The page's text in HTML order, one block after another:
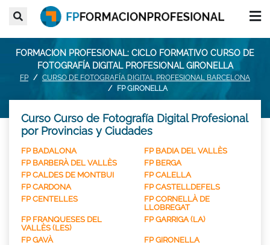
FORMACION PROFESIONAL: CICLO FORMATIVO CURSO DE
FOTOGRAFÍA DIGITAL PROFESIONAL GIRONELLA
FP
CURSO DE FOTOGRAFÍA DIGITAL PROFESIONAL BARCELONA
FP GIRONELLA
Curso Curso de Fotografía Digital Profesional
por Provincias y Ciudades
FP BADALONA
FP BADIA DEL VALLÈS
FP BARBERÀ DEL VALLÈS
FP BERGA
FP CALDES DE MONTBUI
FP CALELLA
FP CARDONA
FP CASTELLDEFELS
FP CENTELLES
FP CORNELLÀ DE
LLOBREGAT
FP FRANQUESES DEL
VALLÈS (LES)
FP GARRIGA (LA)
FP GAVÀ
FP GIRONELLA